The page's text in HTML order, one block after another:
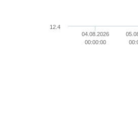
04.08.2026
00:00:00
12.4